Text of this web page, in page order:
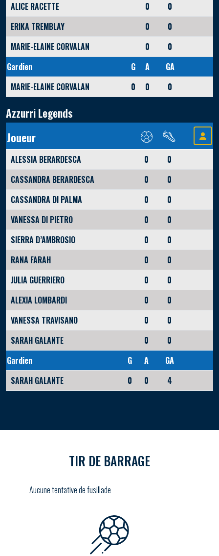
ALICE RACETTE
0
0
ERIKA TREMBLAY
0
0
MARIE-ELAINE CORVALAN
0
0
Gardien
G A
GA
MARIE-ELAINE CORVALAN
0 0 0
Azzurri Legends
Joueur
ALESSIA BERARDESCA 0
0
CASSANDRA BERARDESCA
0
0
CASSANDRA DI PALMA
0
0
VANESSA DI PIETRO
0
0
SIERRA D’AMBROSIO
0
0
RANA FARAH
0
0
JULIA GUERRIERO
0
0
ALEXIA LOMBARDI
0
0
VANESSA TRAVISANO
0
0
SARAH GALANTE
0
0
Gardien
G A
GA
SARAH GALANTE
0 0 4
TIR DE BARRAGE
Aucune tentative de fusillade